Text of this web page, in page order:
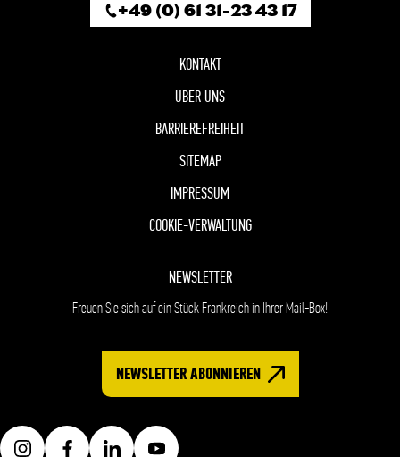
+49 (0) 61 31-23 43 17
KONTAKT
ÜBER UNS
BARRIEREFREIHEIT
SITEMAP
IMPRESSUM
COOKIE-VERWALTUNG
NEWSLETTER
Freuen Sie sich auf ein Stück Frankreich in Ihrer Mail-Box!
NEWSLETTER ABONNIEREN